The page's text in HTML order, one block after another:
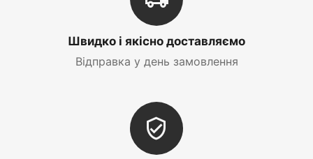
Швидко і якісно доставляємо
Відправка у день замовлення